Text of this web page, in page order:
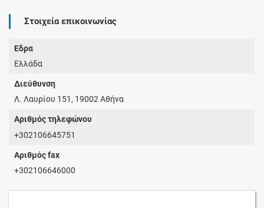
Στοιχεία επικοινωνίας
Έδρα
Ελλάδα
Διεύθυνση
Λ. Λαυρίου 151, 19002 Αθήνα
Αριθμός τηλεφώνου
+302106645751
Αριθμός fax
+302106646000